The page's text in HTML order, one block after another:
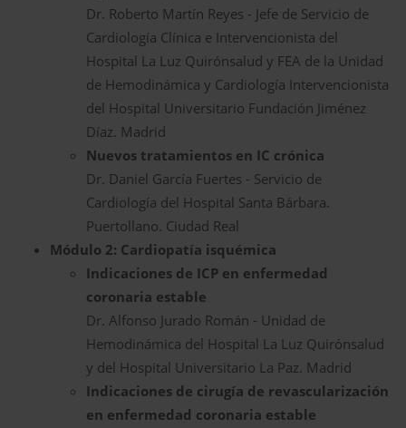
Dr. Roberto Martín Reyes - Jefe de Servicio de
Cardiología Clínica e Intervencionista del
Hospital La Luz Quirónsalud y FEA de la Unidad
de Hemodinámica y Cardiología Intervencionista
del Hospital Universitario Fundación Jiménez
Díaz. Madrid
Nuevos tratamientos en IC crónica
Dr. Daniel García Fuertes - Servicio de
Cardiología del Hospital Santa Bárbara.
Puertollano. Ciudad Real
Módulo 2: Cardiopatía isquémica
Indicaciones de ICP en enfermedad
coronaria estable
Dr. Alfonso Jurado Román - Unidad de
Hemodinámica del Hospital La Luz Quirónsalud
y del Hospital Universitario La Paz. Madrid
Indicaciones de cirugía de revascularización
en enfermedad coronaria estable